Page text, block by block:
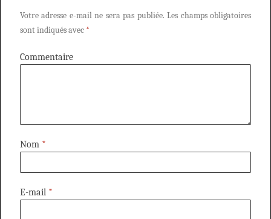
Votre adresse e-mail ne sera pas publiée. Les champs obligatoires
sont indiqués avec *
Commentaire
Nom *
E-mail *